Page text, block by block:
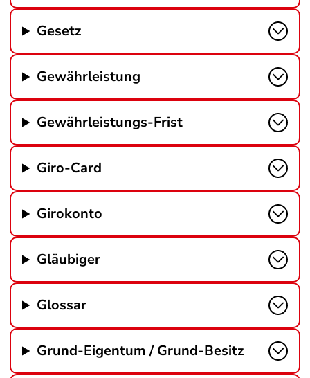
Gesetz
Gewährleistung
Gewährleistungs-Frist
Giro-Card
Girokonto
Gläubiger
Glossar
Grund-Eigentum / Grund-Besitz